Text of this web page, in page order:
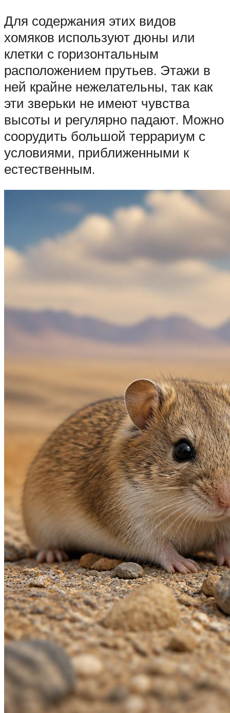
Для содержания этих видов
хомяков используют дюны или
клетки с горизонтальным
расположением прутьев. Этажи в
ней крайне нежелательны, так как
эти зверьки не имеют чувства
высоты и регулярно падают. Можно
соорудить большой террариум с
условиями, приближенными к
естественным.